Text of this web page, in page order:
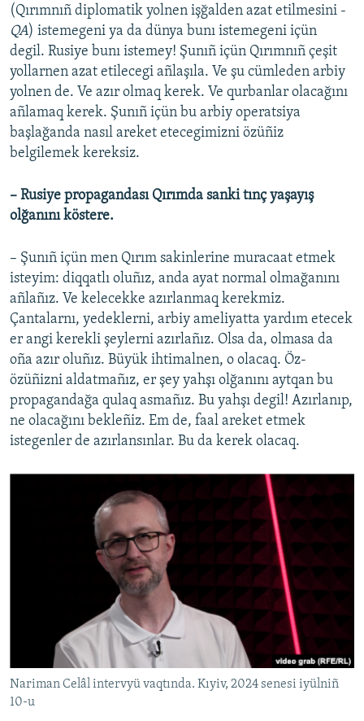
(Qırımnıñ diplomatik yolnen işğalden azat etilmesini -
QA) istemegeni ya da dünya bunı istemegeni içün
degil. Rusiye bunı istemey! Şunıñ içün Qırımnıñ çeşit
yollarnen azat etilecegi añlaşıla. Ve şu cümleden arbiy
yolnen de. Ve azır olmaq kerek. Ve qurbanlar olacağını
añlamaq kerek. Şunıñ içün bu arbiy operatsiya
başlağanda nasıl areket etecegimizni özüñiz
belgilemek kereksiz.
– Rusiye propagandası Qırımda sanki tınç yaşayış
olğanını köstere.
– Şunıñ içün men Qırım sakinlerine muracaat etmek
isteyim: diqqatlı oluñız, anda ayat normal olmağanını
añlañız. Ve kelecekke azırlanmaq kerekmiz.
Çantalarnı, yedeklerni, arbiy ameliyatta yardım etecek
er angi kerekli şeylerni azırlañız. Olsa da, olmasa da
oña azır oluñız. Büyük ihtimalnen, o olacaq. Öz-
özüñizni aldatmañız, er şey yahşı olğanını aytqan bu
propagandağa qulaq asmañız. Bu yahşı degil! Azırlanıp,
ne olacağını bekleñiz. Em de, faal areket etmek
istegenler de azırlansınlar. Bu da kerek olacaq.
Nariman Celâl intervyü vaqtında. Kıyiv, 2024 senesi iyülniñ
10-u